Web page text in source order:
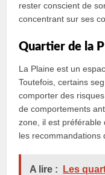
rester conscient de
concentrant sur ses
Quartier de la
La Plaine est un
Toutefois, certains
comporter des
de comportements
zone, il est
les recommandations
A lire :
Les